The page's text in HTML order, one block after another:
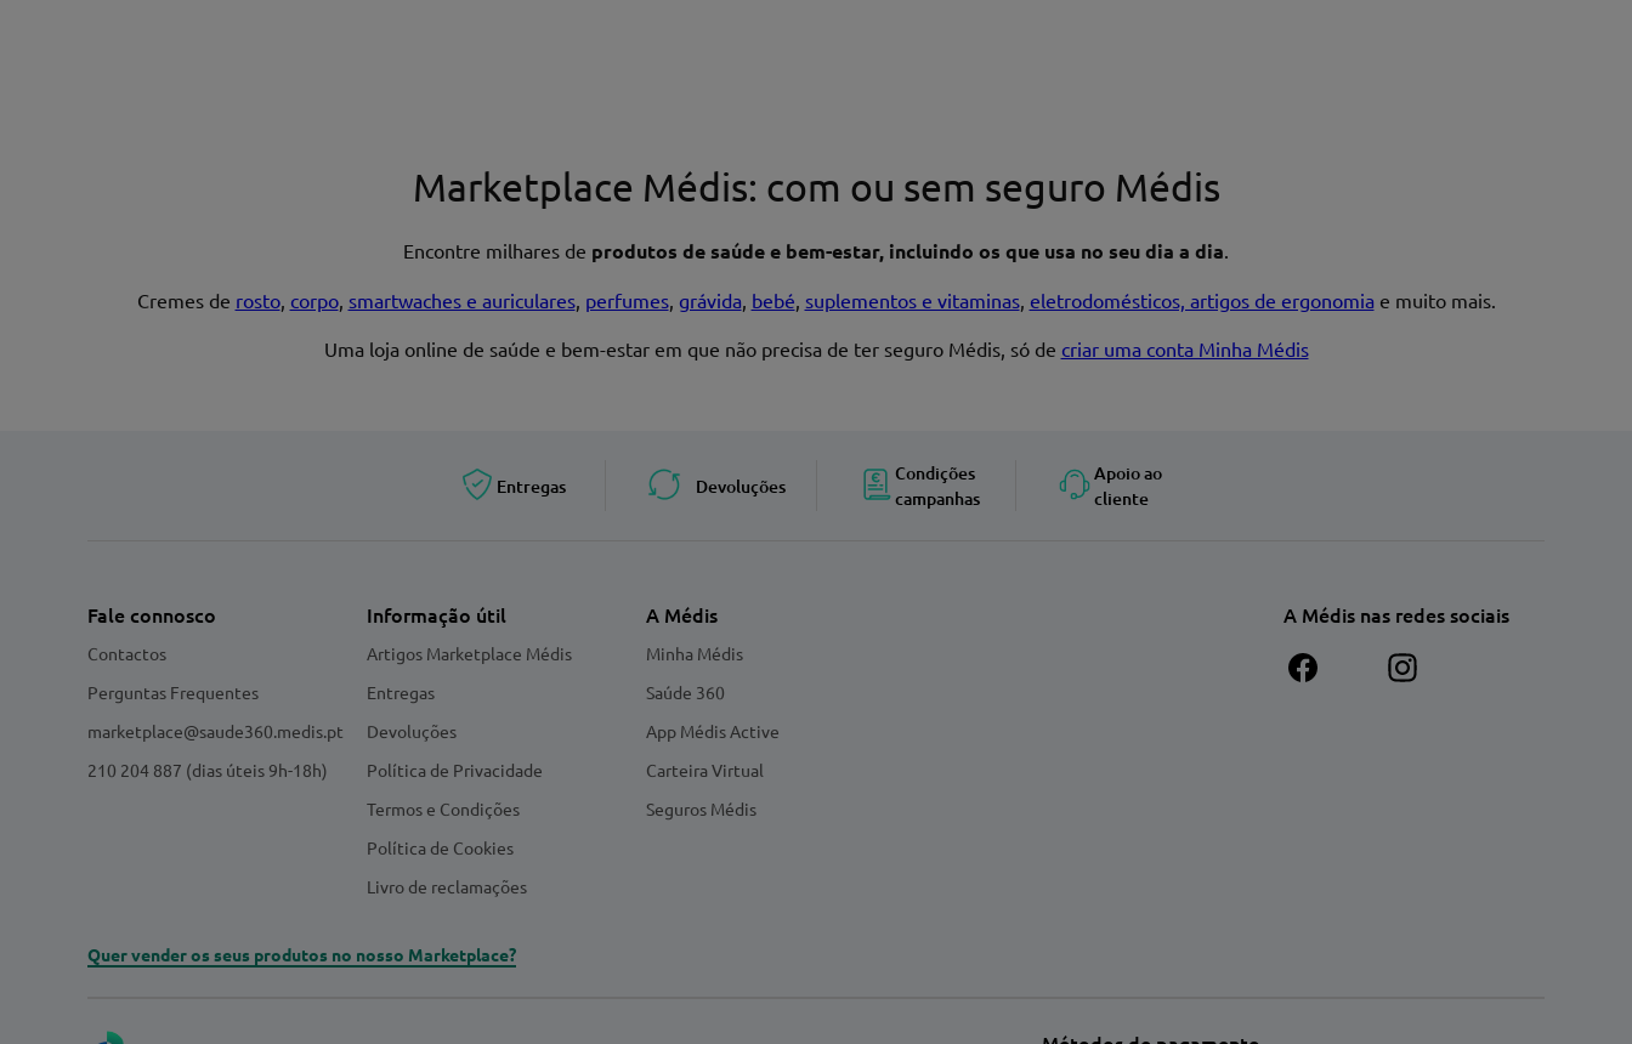
Marketplace Médis: com ou sem seguro Médis
Encontre milhares de produtos de saúde e bem-estar, incluindo os que usa no seu dia a dia
Cremes de rosto, corpo, smartwaches e auriculares, perfumes, grávida bebé suplementos e vitaminas, eletrodomésticos, artigos de ergonomia e muito mais.
Uma loja online de saúde e bem-estar em que não precisa de ter seguro Médis, só de criar uma conta Minha Médis
Entregas Devoluções
Condições
campanhas
Apoio ao
cliente
Fale connosco
Contactos
Perguntas Frequentes
marketplace@saude360.medis.pt
210 204 887 (dias úteis 9h-18h)
Informação útil
Artigos Marketplace Médis
Entregas
Devoluções
Política de Privacidade
Termos e Condições
Política de Cookies
Livro de reclamações
A Médis
Minha Médis
Saúde 360
App Médis Active
Carteira Virtual
Seguros Médis
A Médis nas redes sociais
Quer vender os seus produtos no nosso Marketplace?